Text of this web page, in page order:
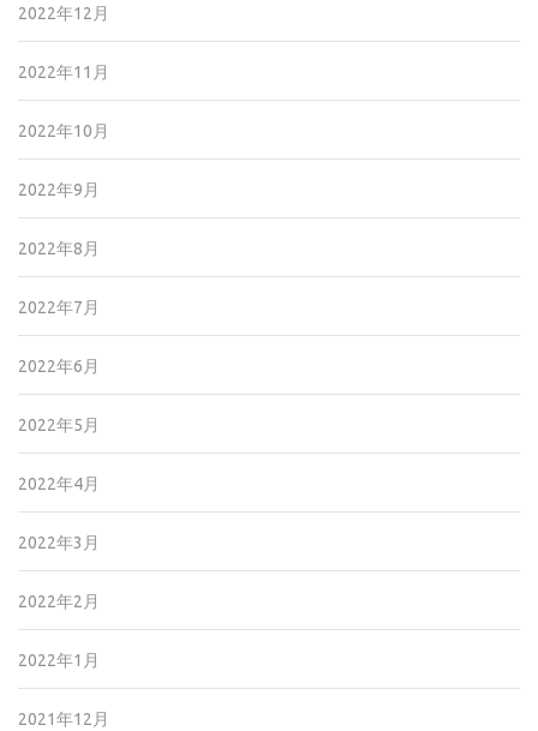
2022年12月
2022年11月
2022年10月
2022年9月
2022年8月
2022年7月
2022年6月
2022年5月
2022年4月
2022年3月
2022年2月
2022年1月
2021年12月